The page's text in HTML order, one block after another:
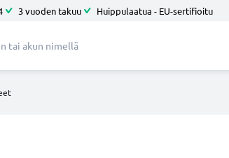
3 vuoden takuu Huippulaatua - EU-sertifioitu